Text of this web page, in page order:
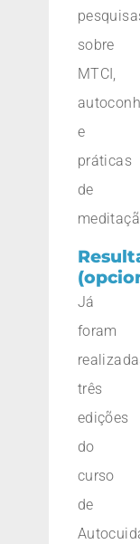
sobre
MTCI,
e
práticas
de
Já
foram
três
edições
do
curso
de